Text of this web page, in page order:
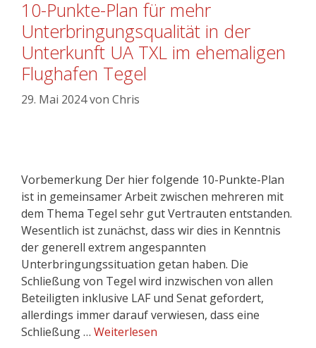
10-Punkte-Plan für mehr
Unterbringungsqualität in der
Unterkunft UA TXL im ehemaligen
Flughafen Tegel
29. Mai 2024von Chris
Vorbemerkung Der hier folgende 10-Punkte-Plan
ist in gemeinsamer Arbeit zwischen mehreren mit
dem Thema Tegel sehr gut Vertrauten entstanden.
Wesentlich ist zunächst, dass wir dies in Kenntnis
der generell extrem angespannten
Unterbringungssituation getan haben. Die
Schließung von Tegel wird inzwischen von allen
Beteiligten inklusive LAF und Senat gefordert,
allerdings immer darauf verwiesen, dass eine
Schließung … Weiterlesen